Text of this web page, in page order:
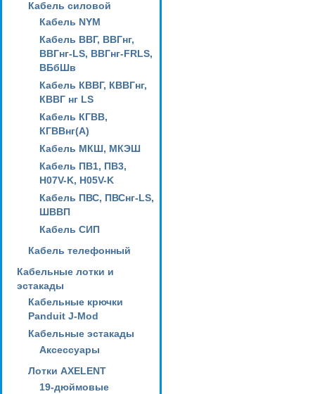
Кабель силовой
Кабель NYM
Кабель ВВГ, ВВГнг,
ВВГнг-LS, ВВГнг-FRLS,
ВБбШв
Кабель КВВГ, КВВГнг,
КВВГ нг LS
Кабель КГВВ,
КГВВнг(А)
Кабель МКШ, МКЭШ
Кабель ПВ1, ПВ3,
H07V-K, H05V-K
Кабель ПВС, ПВСнг-LS,
ШВВП
Кабель СИП
Кабель телефонный
Кабельные лотки и
эстакады
Кабельные крючки
Panduit J-Mod
Кабельные эстакады
Аксессуары
Лотки AXELENT
19-дюймовые